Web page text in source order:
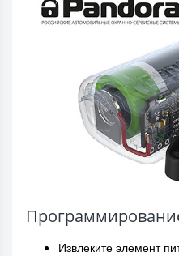
Извлеките элемент